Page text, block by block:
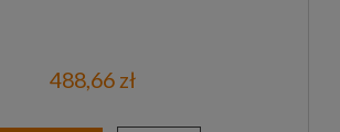
488,66 zł